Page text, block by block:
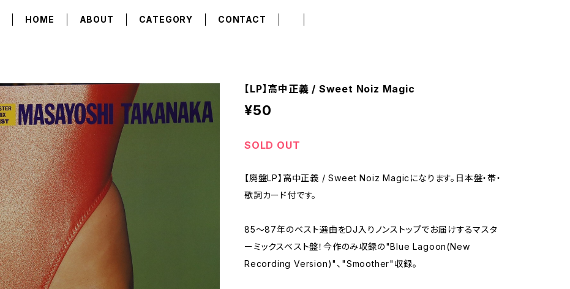
HOME ABOUT CATEGORY CONTACT
【LP】高中正義 / Sweet Noiz Magic
¥50
SOLD OUT
【廃盤LP】高中正義 / Sweet Noiz Magicになります。日本盤・帯・
歌詞カード付です。
85〜87年のベスト選曲をDJ入りノンストップでお届けするマスタ
ーミックスベスト盤！今作のみ収録の"Blue Lagoon(New
Recording Version)"、"Smoother"収録。